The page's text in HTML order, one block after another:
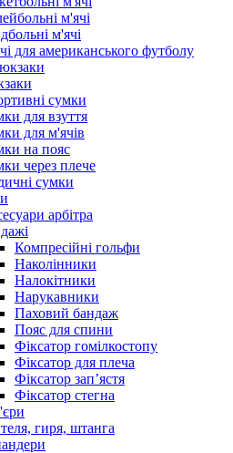
м'ячі
м'ячі
для американського футболу
сумки
для взуття
для м'ячів
на пояс
через плече
сумки
арбітра
Компресійні гольфи
Наколінники
Налокітники
Нарукавники
Паховий бандаж
Пояс для спини
Фіксатор гомілкостопу
Фіксатор для плеча
Фіксатор запʼястя
Фіксатор стегна
гиря, штанга